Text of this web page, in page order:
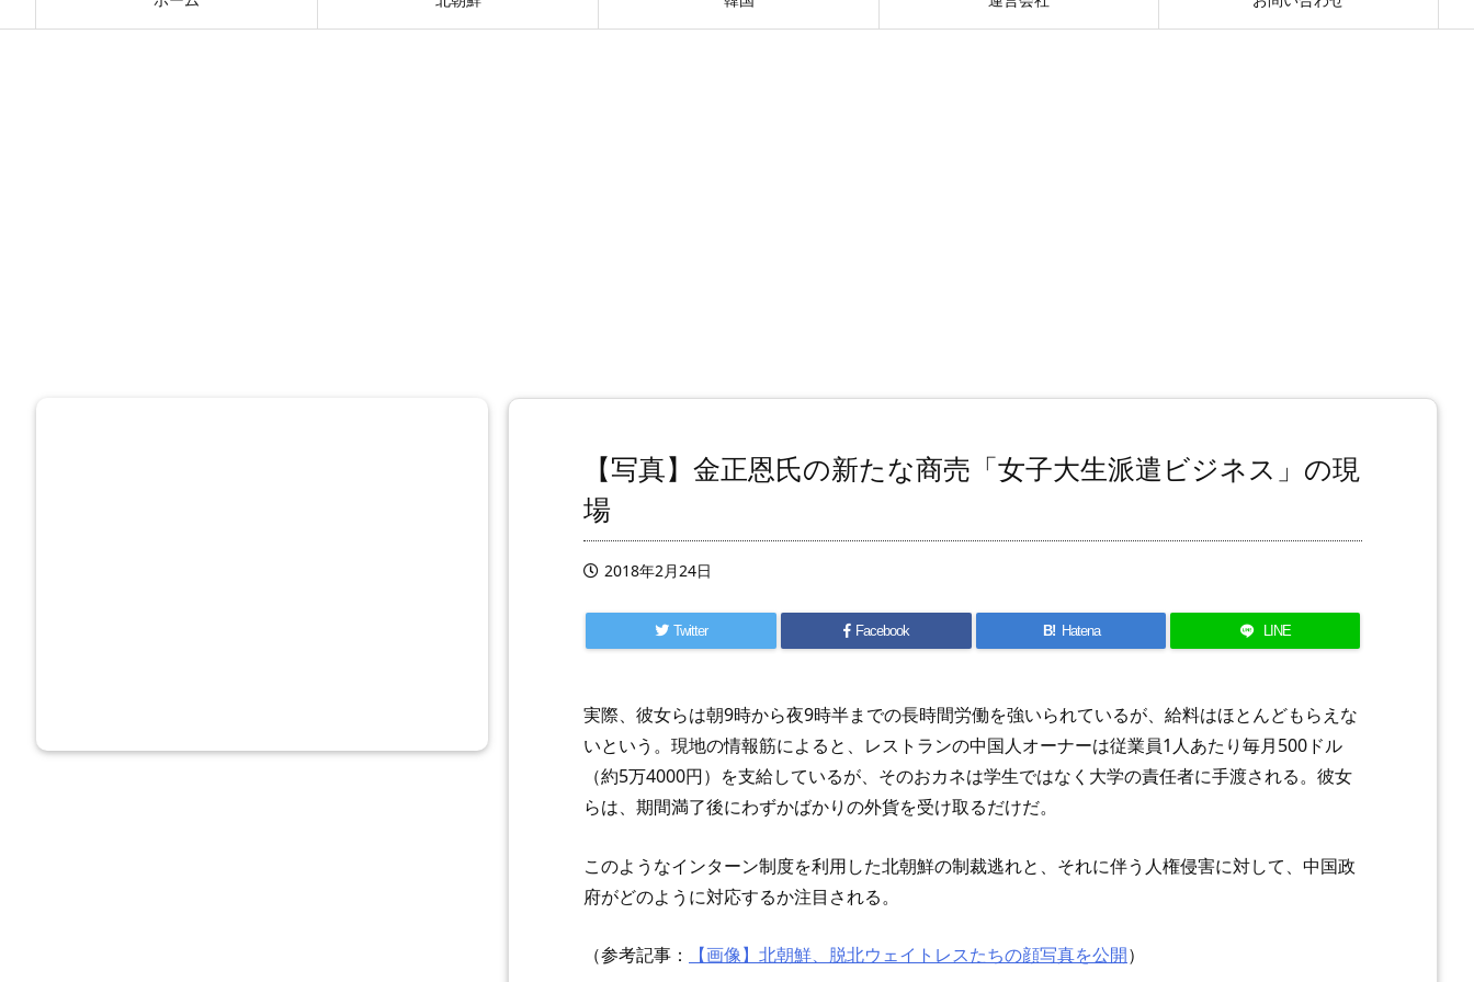
【写真】金正恩氏の新たな商売「女子大生派遣ビジネス」の現
場
2018年2月24日
Twitter Facebook B! Hatena LINE
実際、彼女らは朝9時から夜9時半までの長時間労働を強いられているが、給料はほとんどもらえな
いという。現地の情報筋によると、レストランの中国人オーナーは従業員1人あたり毎月500ドル
（約5万4000円）を支給しているが、そのおカネは学生ではなく大学の責任者に手渡される。彼女
らは、期間満了後にわずかばかりの外貨を受け取るだけだ。
このようなインターン制度を利用した北朝鮮の制裁逃れと、それに伴う人権侵害に対して、中国政
府がどのように対応するか注目される。
（参考記事： 【画像】北朝鮮、脱北ウェイトレスたちの顔写真を公開）